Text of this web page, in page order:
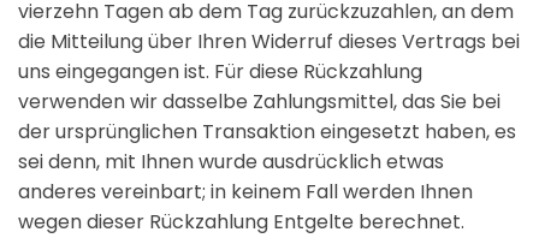
vierzehn Tagen ab dem Tag zurückzuzahlen, an dem
die Mitteilung über Ihren Widerruf dieses Vertrags bei
uns eingegangen ist. Für diese Rückzahlung
verwenden wir dasselbe Zahlungsmittel, das Sie bei
der ursprünglichen Transaktion eingesetzt haben, es
sei denn, mit Ihnen wurde ausdrücklich etwas
anderes vereinbart; in keinem Fall werden Ihnen
wegen dieser Rückzahlung Entgelte berechnet.